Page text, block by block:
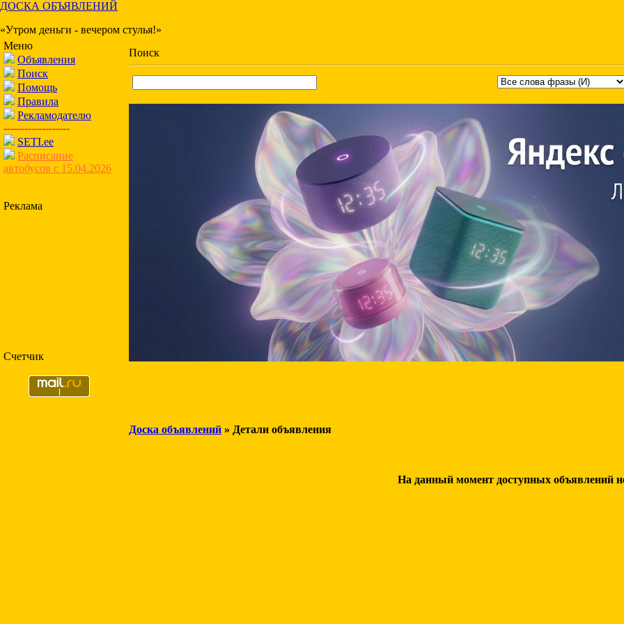
ДОСКА ОБЪЯВЛЕНИЙ
«Утром деньги - вечером стулья!»
Меню
Объявления
Поиск
Помощь
Правила
Рекламодателю
-------------------
SETI.ee
Расписание
автобусов с 15.04.2026
Реклама
Счетчик
Поиск
Доска объявлений » Детали объявления
На данный момент доступных объявлений